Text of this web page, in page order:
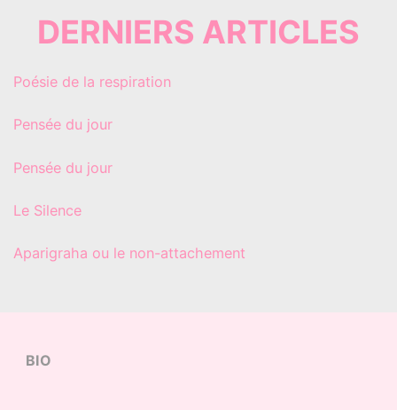
DERNIERS ARTICLES
Poésie de la respiration
Pensée du jour
Pensée du jour
Le Silence
Aparigraha ou le non-attachement
BIO